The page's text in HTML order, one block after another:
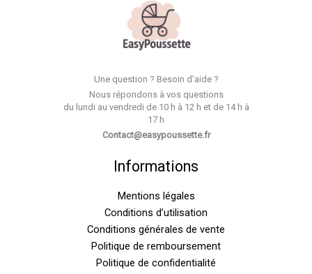
Une question ? Besoin d’aide ?
Nous répondons à vos questions
du lundi au vendredi de 10 h à 12 h et de 14 h à
17 h
Contact@easypoussette.fr
Informations
Mentions légales
Conditions d’utilisation
Conditions générales de vente
Politique de remboursement
Politique de confidentialité